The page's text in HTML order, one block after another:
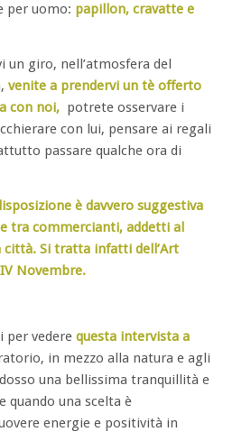
per uomo: papillon, cravatte e
un giro, nell’atmosfera del
venite a prendervi un tè offerto
con noi,potrete osservare i
con lui, pensare ai regali
passare qualche ora di
è davvero suggestiva
tra commercianti, addetti al
Si tratta infatti dell’Art
Novembre.
per vedere questa intervista a
in mezzo alla natura e agli
una bellissima tranquillità e
quando una scelta è
energie e positività in